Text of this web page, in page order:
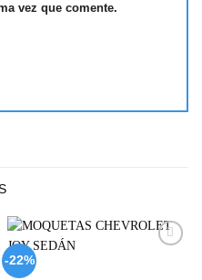
vez que comente.
-22%